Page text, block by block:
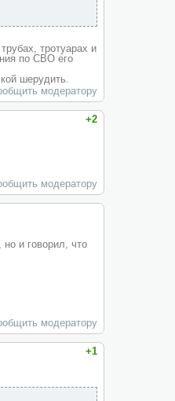
тротуарах и
по СВО его
шерудить.
модератору
+2
модератору
и говорил, что
модератору
+1